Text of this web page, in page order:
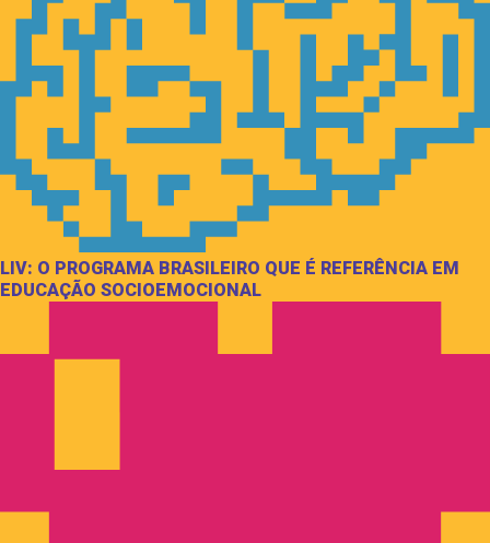
LIV: O PROGRAMA BRASILEIRO QUE É REFERÊNCIA EM
EDUCAÇÃO SOCIOEMOCIONAL